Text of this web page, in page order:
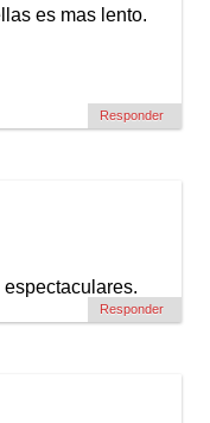
es mas lento.
Responder
Responder